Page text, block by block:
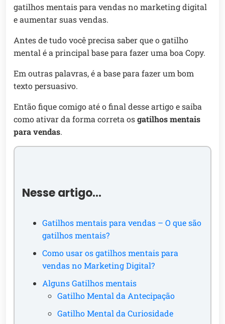
gatilhos mentais para vendas no marketing digital
e aumentar suas vendas.
Antes de tudo você precisa saber que o gatilho
mental é a principal base para fazer uma boa Copy.
Em outras palavras, é a base para fazer um bom
texto persuasivo.
Então fique comigo até o final desse artigo e saiba
como ativar da forma correta osgatilhos mentais
para vendas.
Nesse artigo…
Gatilhos mentais para vendas – O que são
gatilhos mentais?
Como usar os gatilhos mentais para
vendas no Marketing Digital?
Alguns Gatilhos mentais
Gatilho Mental da Antecipação
Gatilho Mental da Curiosidade